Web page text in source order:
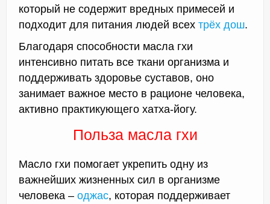
Контакты
который не содержит вредных примесей и
подходит для питания людей всех трёх дош.
Благодаря способности масла гхи
интенсивно питать все ткани организма и
поддерживать здоровье суставов, оно
занимает важное место в рационе человека,
активно практикующего хатха-йогу.
Польза масла гхи
Масло гхи помогает укрепить одну из
важнейших жизненных сил в организме
человека – оджас, которая поддерживает